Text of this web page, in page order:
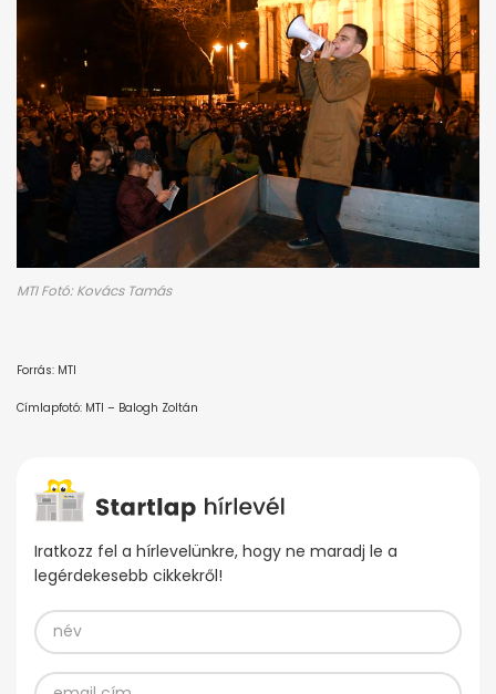
MTI Fotó: Kovács Tamás
Forrás: MTI
Címlapfotó: MTI – Balogh Zoltán
Iratkozz fel a hírlevelünkre, hogy ne maradj le a
legérdekesebb cikkekről!